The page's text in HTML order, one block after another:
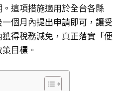
這項措施適用於全台各縣
個月內提出申請即可，讓受
得稅務減免，真正落實「便
目標。